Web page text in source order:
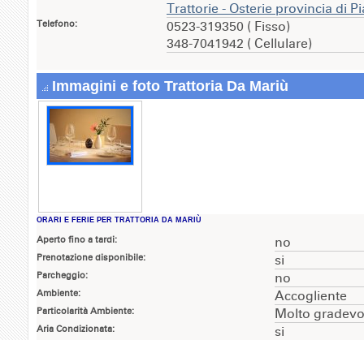
Trattorie - Osterie provincia di
Telefono:
0523-319350 ( Fisso)
348-7041942 ( Cellulare)
Immagini e foto Trattoria Da Mariù
ORARI E FERIE PER TRATTORIA DA MARIÙ
Aperto fino a tardi: no
Prenotazione disponibile: si
Parcheggio: no
Ambiente: Accogliente
Particolarità Ambiente: Molto
Aria Condizionata: si